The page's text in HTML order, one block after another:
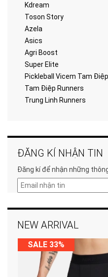
Kdream
Toson Story
Azela
Asics
Agri Boost
Super Elite
Pickleball Vicem Tam Điệp
Tam Điệp Runners
Trung Linh Runners
ĐĂNG KÍ NHẬN TIN
Đăng kí để nhận những
NEW ARRIVAL
SALE 33%